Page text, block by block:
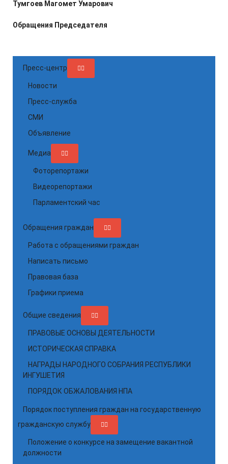
Тумгоев Магомет Умарович
Обращения Председателя
Пресс-центр
Новости
Пресс-служба
СМИ
Объявление
Медиа
Фоторепортажи
Видеорепортажи
Парламентский час
Обращения граждан
Работа с обращениями граждан
Написать письмо
Правовая база
Графики приема
Общие сведения
ПРАВОВЫЕ ОСНОВЫ ДЕЯТЕЛЬНОСТИ
ИСТОРИЧЕСКАЯ СПРАВКА
НАГРАДЫ НАРОДНОГО СОБРАНИЯ РЕСПУБЛИКИ
ИНГУШЕТИЯ
ПОРЯДОК ОБЖАЛОВАНИЯ НПА
Порядок поступления граждан на государственную
гражданскую службу
Положение о конкурсе на замещение вакантной
должности